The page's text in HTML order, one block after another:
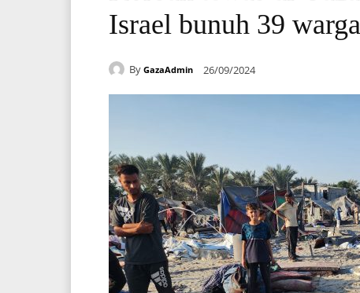
Israel bunuh 39
By GazaAdmin 26/09/2024